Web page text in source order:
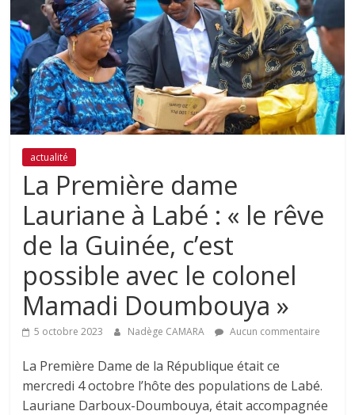
actualité
La Première dame
Lauriane à Labé : « le rêve
de la Guinée, c’est
possible avec le colonel
Mamadi Doumbouya »
5 octobre 2023 Nadège CAMARA Aucun commentaire
La Première Dame de la République était ce
mercredi 4 octobre l’hôte des populations de Labé.
Lauriane Darboux-Doumbouya, était accompagnée